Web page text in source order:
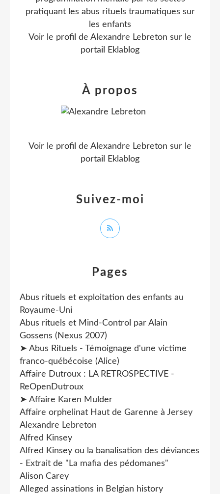
Pages
Abus rituels et exploitation des enfants au
Royaume-Uni
Abus rituels et Mind-Control par Alain
Gossens (Nexus 2007)
➤ Abus Rituels - Témoignage d'une victime
franco-québécoise (Alice)
Affaire Dutroux : LA RETROSPECTIVE -
ReOpenDutroux
➤ Affaire Karen Mulder
Affaire orphelinat Haut de Garenne à Jersey
Alexandre Lebreton
Alfred Kinsey
Alfred Kinsey ou la banalisation des déviances
- Extrait de "La mafia des pédomanes"
Alison Carey
Alleged assinations in Belgian history
pratiquant les abus rituels traumatiques sur
les enfants
Voir le profil de Alexandre Lebreton sur le
portail Eklablog
Suivez-moi
À propos
Voir le profil de Alexandre Lebreton sur le
portail Eklablog